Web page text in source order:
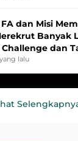
dan Misi
Banyak
Challenge dan
League
lalu